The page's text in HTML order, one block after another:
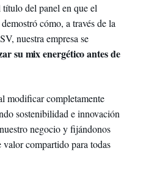
del panel en que el
cómo, a través de la
nuestra empresa se
su mix energético antes de
modificar completamente
sostenibilidad e innovación
negocio y fijándonos
compartido para todas